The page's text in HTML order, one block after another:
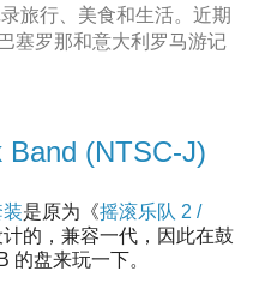
旅行、美食和生活。近期
塞罗那和意大利罗马游记
(NTSC-J)
是原为《摇滚乐队 2 /
的，兼容一代，因此在鼓
的盘来玩一下。